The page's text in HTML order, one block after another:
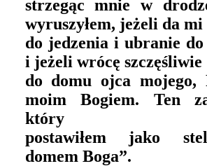
strzegąc mnie w
wyruszyłem, jeżeli da mi
do jedzenia i ubranie
i jeżeli wrócę szczęśliwie
do domu ojca mojego,
moim Bogiem. Ten
który
postawiłem jako
domem Boga”.